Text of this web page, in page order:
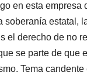
en esta empresa
estatal,
el derecho de no
se parte de que
Tema